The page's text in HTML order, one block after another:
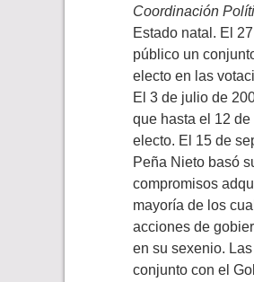
Coordinación
Estado natal. El
público un
electo en las
El 3 de julio de
que hasta el 12
electo. El 15 de
Peña Nieto basó
compromisos
mayoría de los
acciones de
en su sexenio.
conjunto con el